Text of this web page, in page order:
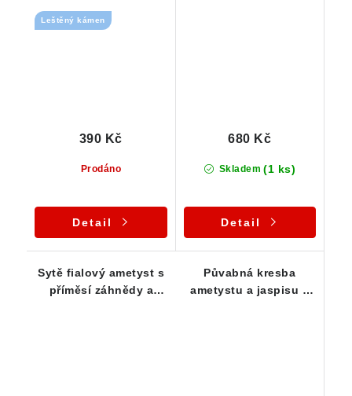
Leštěný kámen
Prodáno
390 Kč
Detail
Skladem (1 ks)
680 Kč
Detail
Sytě fialový ametyst s
příměsí záhnědy a
Půvabná kresba
ametystu a jaspisu v